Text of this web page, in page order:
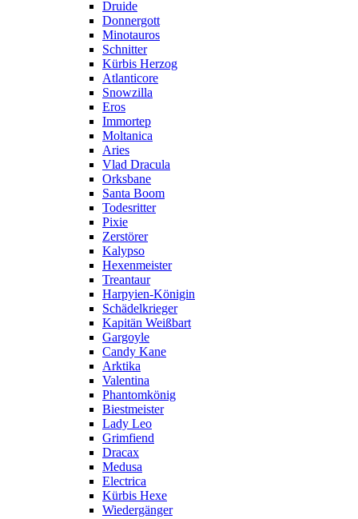
Druide
Donnergott
Minotauros
Schnitter
Kürbis Herzog
Atlanticore
Snowzilla
Eros
Immortep
Moltanica
Aries
Vlad Dracula
Orksbane
Santa Boom
Todesritter
Pixie
Zerstörer
Kalypso
Hexenmeister
Treantaur
Harpyien-Königin
Schädelkrieger
Kapitän Weißbart
Gargoyle
Candy Kane
Arktika
Valentina
Phantomkönig
Biestmeister
Lady Leo
Grimfiend
Dracax
Medusa
Electrica
Kürbis Hexe
Wiedergänger